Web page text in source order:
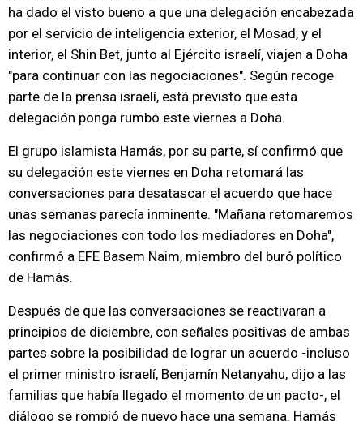
ha dado el visto bueno a que una delegación encabezada
por el servicio de inteligencia exterior, el Mosad, y el
interior, el Shin Bet, junto al Ejército israelí, viajen a Doha
"para continuar con las negociaciones". Según recoge
parte de la prensa israelí, está previsto que esta
delegación ponga rumbo este viernes a Doha.
El grupo islamista Hamás, por su parte, sí confirmó que
su delegación este viernes en Doha retomará las
conversaciones para desatascar el acuerdo que hace
unas semanas parecía inminente. "Mañana retomaremos
las negociaciones con todo los mediadores en Doha",
confirmó a EFE Basem Naim, miembro del buró político
de Hamás.
Después de que las conversaciones se reactivaran a
principios de diciembre, con señales positivas de ambas
partes sobre la posibilidad de lograr un acuerdo -incluso
el primer ministro israelí, Benjamín Netanyahu, dijo a las
familias que había llegado el momento de un pacto-, el
diálogo se rompió de nuevo hace una semana. Hamás